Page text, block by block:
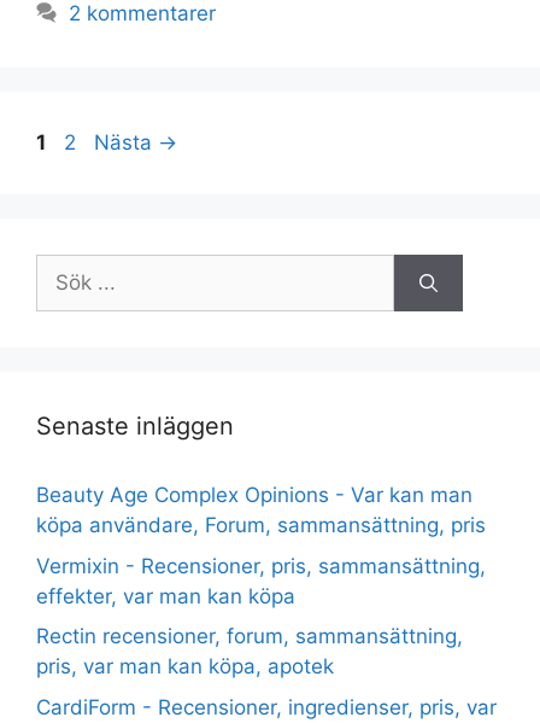
2 kommentarer
Sidan
1 Sidan
2 Nästa →
Sök
efter:
Senaste inläggen
Beauty Age Сomplex Opinions - Var kan man
köpa användare, Forum, sammansättning, pris
Vermixin - Recensioner, pris, sammansättning,
effekter, var man kan köpa
Rectin recensioner, forum, sammansättning,
pris, var man kan köpa, apotek
CardiForm - Recensioner, ingredienser, pris, var